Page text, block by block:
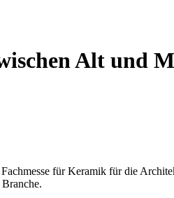
Alt und
für Keramik für die